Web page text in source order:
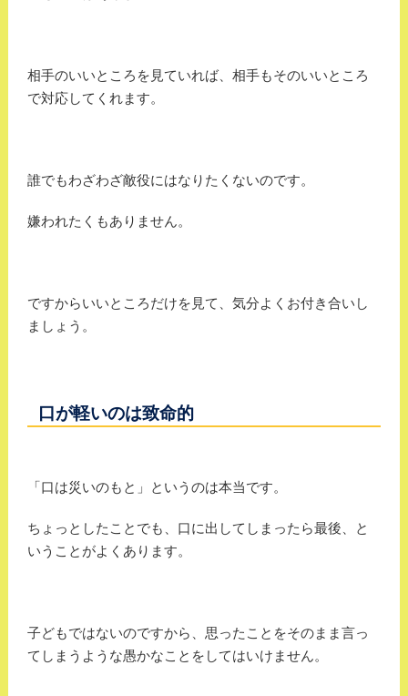
相手のいいところを見ていれば、相手もそのいいところ
で対応してくれます。
誰でもわざわざ敵役にはなりたくないのです。
嫌われたくもありません。
ですからいいところだけを見て、気分よくお付き合いし
ましょう。
口が軽いのは致命的
「口は災いのもと」というのは本当です。
ちょっとしたことでも、口に出してしまったら最後、と
いうことがよくあります。
子どもではないのですから、思ったことをそのまま言っ
てしまうような愚かなことをしてはいけません。